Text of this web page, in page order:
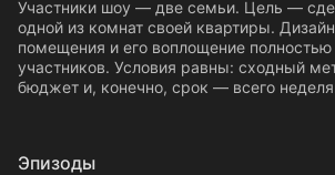
Участники шоу — две семьи. Цель —
одной из комнат своей квартиры.
помещения и его воплощение
участников. Условия равны: сходный
бюджет и, конечно, срок — всего
Эпизоды